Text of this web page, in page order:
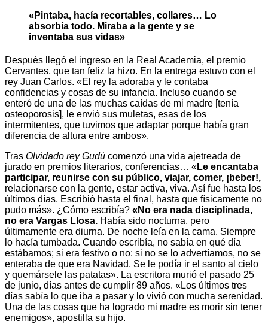
«Pintaba, hacía recortables, collares… Lo
absorbía todo. Miraba a la gente y se
inventaba sus vidas»
Después llegó el ingreso en la Real Academia, el premio
Cervantes, que tan feliz la hizo. En la entrega estuvo con el
rey Juan Carlos. «El rey la adoraba y le contaba
confidencias y cosas de su infancia. Incluso cuando se
enteró de una de las muchas caídas de mi madre [tenía
osteoporosis], le envió sus muletas, esas de los
intermitentes, que tuvimos que adaptar porque había gran
diferencia de altura entre ambos».
Tras Olvidado rey Gudú comenzó una vida ajetreada de
jurado en premios literarios, conferencias… «Le encantaba
participar, reunirse con su público, viajar, comer, ¡beber!,
relacionarse con la gente, estar activa, viva. Así fue hasta los
últimos días. Escribió hasta el final, hasta que físicamente no
pudo más». ¿Cómo escribía? «No era nada disciplinada,
no era Vargas Llosa. Había sido nocturna, pero
últimamente era diurna. De noche leía en la cama. Siempre
lo hacía tumbada. Cuando escribía, no sabía en qué día
estábamos; si era festivo o no: si no se lo advertíamos, no se
enteraba de que era Navidad. Se le podía ir el santo al cielo
y quemársele las patatas». La escritora murió el pasado 25
de junio, días antes de cumplir 89 años. «Los últimos tres
días sabía lo que iba a pasar y lo vivió con mucha serenidad.
Una de las cosas que ha logrado mi madre es morir sin tener
enemigos», apostilla su hijo.